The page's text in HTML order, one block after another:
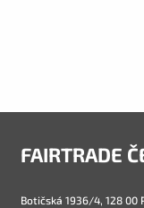
FAIRTRADE
Botičská 1936/4, 128 00